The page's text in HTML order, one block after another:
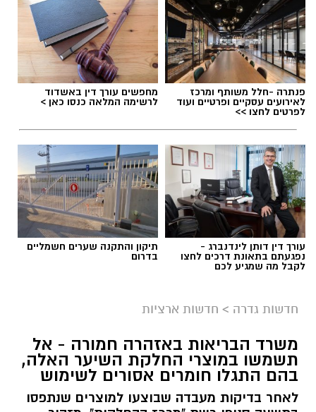
תגים:דרושים באשדוד
גיוס
במסגרת התפקיד יידרש המועמד להוביל את תחום
מקצועי, לפתח תוכניות חינוכיות, ליצור אירועי תוכן
ופרויקטים ייחודיים ולעבוד מול קהלים מגוונים, תוך
חיבור בין עולם התרבות, החינוך והקהילה.
פנתרה -חלל משותף ומרכז
לאירועים עסקיים ופרטיים ועוד
לפרטים לחצו >>
מחפשים עורך דין באשדוד
לרשימה המלאה כנסו כאן >
עורך דין דותן לינדנברג -
נפגעתם בתאונת דרכים לחצו
לקבל מה שמגיע לכם
תיקון והתקנה שערים חשמליים
בדרום
חדשות גדרה > חדשות ארציות
משרד הבריאות באזהרה חמורה - אל
תשמשו במוצרי החלקת השיער האלה,
בהם התגלו חומרים אסורים לשימוש
לאחר בדיקות מעבדה שבוצעו למוצרים שנתפסו